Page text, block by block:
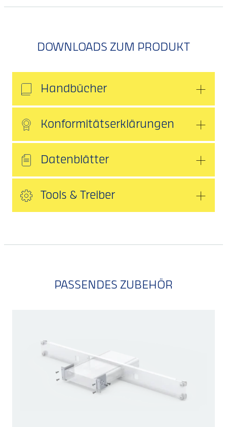
DOWNLOADS ZUM PRODUKT
Handbücher
Konformitätserklärungen
Datenblätter
Tools & Treiber
PASSENDES ZUBEHÖR